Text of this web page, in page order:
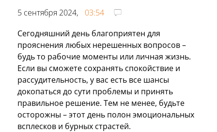
5 сентября 2024,
03:54
Сегодняшний день благоприятен для
прояснения любых нерешенных вопросов –
будь то рабочие моменты или личная жизнь.
Если вы сможете сохранять спокойствие и
рассудительность, у вас есть все шансы
докопаться до сути проблемы и принять
правильное решение. Тем не менее, будьте
осторожны – этот день полон эмоциональных
всплесков и бурных страстей.